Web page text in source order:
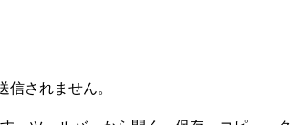
されません。